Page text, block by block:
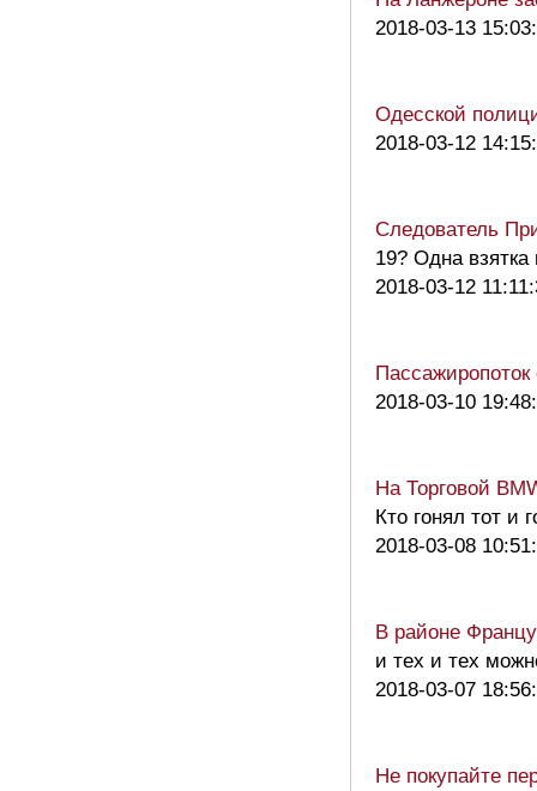
2018-03-13
Одесской
2018-03-12
Следователь
19? Одна
2018-03-12
Пассажиропоток
2018-03-10
На Торговой
Кто гонял тот и
2018-03-08
В районе
и тех и тех
2018-03-07
Не покупайте